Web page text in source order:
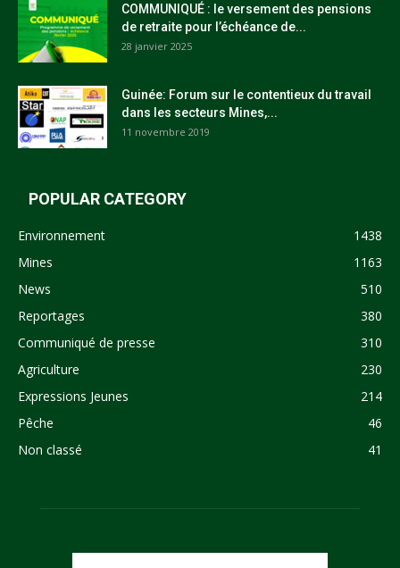
COMMUNIQUÉ : le versement des pensions
de retraite pour l’échéance de...
28 janvier 2025
Guinée: Forum sur le contentieux du travail
dans les secteurs Mines,...
11 novembre 2019
POPULAR CATEGORY
Environnement
1438
Mines
1163
News
510
Reportages
380
Communiqué de presse
310
Agriculture
230
Expressions Jeunes
214
Pêche
46
Non classé
41